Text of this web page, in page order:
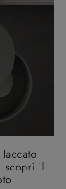
scopri il